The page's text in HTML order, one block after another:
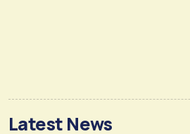
Latest News